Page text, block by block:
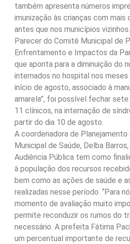
também apresenta números
imunização às crianças com mais
antes que nos municípios
Parecer do Comitê Municipal de
Enfrentamento e Impactos da
que aponta para a diminuição do
internados no hospital nos meses
início de agosto, associado à
amarela”, foi possível fechar
11 clínicos, na internação de
partir do dia 10 de agosto.
A coordenadora de
Municipal de Saúde, Delba
Audiência Pública tem como
à população dos recursos
bem como as ações de saúde e
realizadas nesse período. “Para
momento de avaliação muito
permite reconduzir os rumos do
necessário. A prefeita Fátima
um percentual importante de